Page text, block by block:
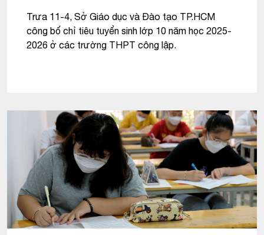
Trưa 11-4, Sở Giáo dục và Đào tạo TP.HCM
công bố chỉ tiêu tuyển sinh lớp 10 năm học 2025-
2026 ở các trường THPT công lập.